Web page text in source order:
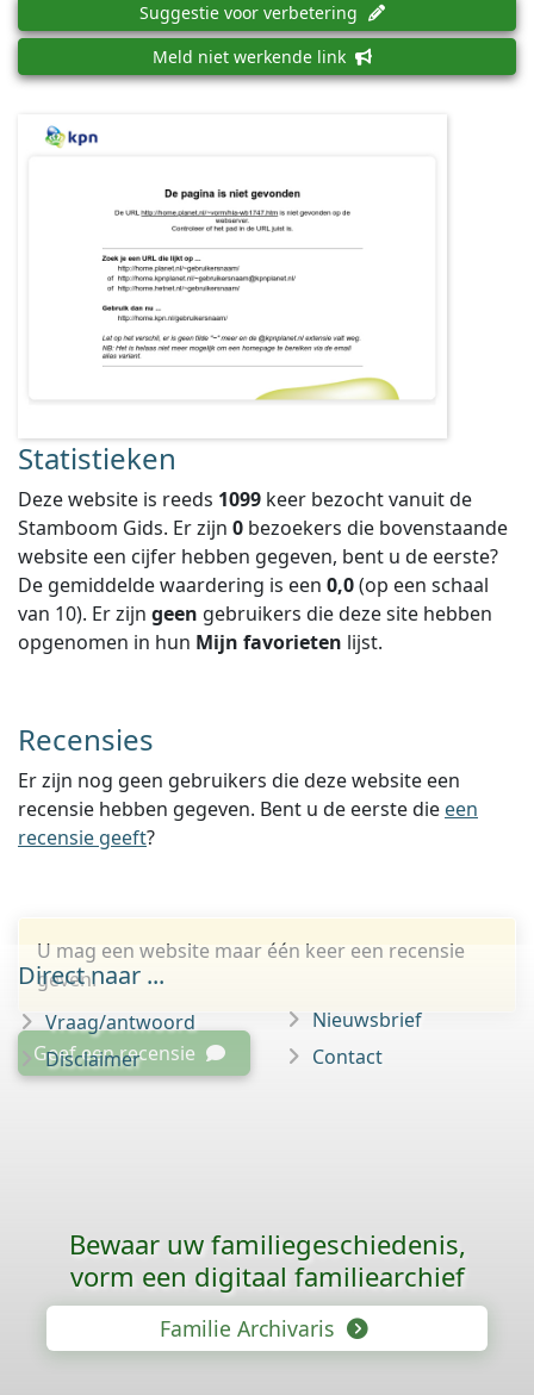
Suggestie voor verbetering
Meld niet werkende link
Statistieken
Deze website is reeds 1099 keer bezocht vanuit de
Stamboom Gids. Er zijn 0 bezoekers die bovenstaande
website een cijfer hebben gegeven, bent u de eerste?
De gemiddelde waardering is een 0,0(op een schaal
van 10). Er zijn geen gebruikers die deze site hebben
opgenomen in hun Mijn favorieten lijst.
Recensies
Er zijn nog geen gebruikers die deze website een
recensie hebben gegeven. Bent u de eerste die een
recensie geeft?
U mag een website maar één keer een recensie
geven.
Geef een recensie
Direct naar ...
Vraag/antwoord
Disclaimer
Nieuwsbrief
Contact
Bewaar uw familie­geschiedenis,
vorm een digitaal familiearchief
Familie Archivaris